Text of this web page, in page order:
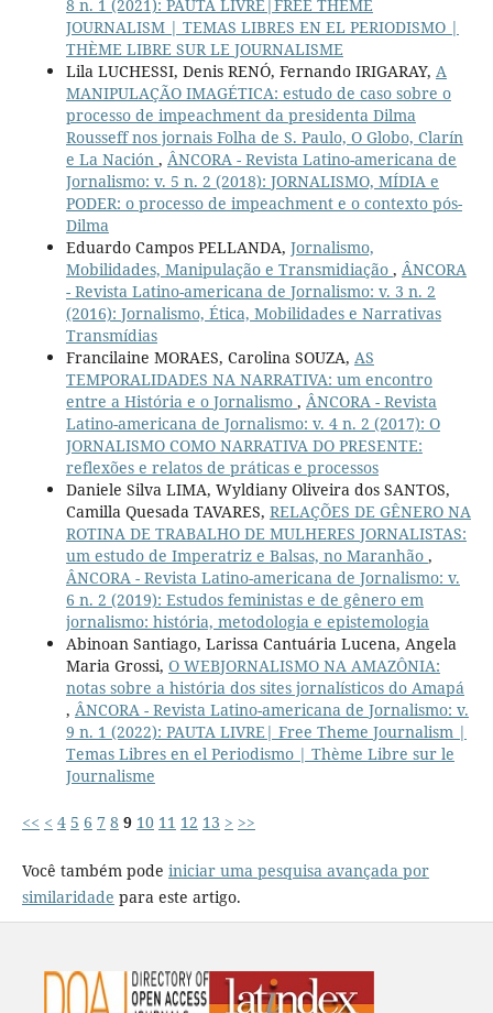
8 n. 1 (2021): PAUTA LIVRE|FREE THEME
JOURNALISM | TEMAS LIBRES EN EL PERIODISMO |
THÈME LIBRE SUR LE JOURNALISME
Lila LUCHESSI, Denis RENÓ, Fernando IRIGARAY, A
MANIPULAÇÃO IMAGÉTICA: estudo de caso sobre o
processo de impeachment da presidenta Dilma
Rousseff nos jornais Folha de S. Paulo, O Globo, Clarín
e La Nación , ÂNCORA - Revista Latino-americana de
Jornalismo: v. 5 n. 2 (2018): JORNALISMO, MÍDIA e
PODER: o processo de impeachment e o contexto pós-
Dilma
Eduardo Campos PELLANDA, Jornalismo,
Mobilidades, Manipulação e Transmidiação , ÂNCORA
- Revista Latino-americana de Jornalismo: v. 3 n. 2
(2016): Jornalismo, Ética, Mobilidades e Narrativas
Transmídias
Francilaine MORAES, Carolina SOUZA, AS
TEMPORALIDADES NA NARRATIVA: um encontro
entre a História e o Jornalismo , ÂNCORA - Revista
Latino-americana de Jornalismo: v. 4 n. 2 (2017): O
JORNALISMO COMO NARRATIVA DO PRESENTE:
reflexões e relatos de práticas e processos
Daniele Silva LIMA, Wyldiany Oliveira dos SANTOS,
Camilla Quesada TAVARES, RELAÇÕES DE GÊNERO NA
ROTINA DE TRABALHO DE MULHERES JORNALISTAS:
um estudo de Imperatriz e Balsas, no Maranhão ,
ÂNCORA - Revista Latino-americana de Jornalismo: v.
6 n. 2 (2019): Estudos feministas e de gênero em
jornalismo: história, metodologia e epistemologia
Abinoan Santiago, Larissa Cantuária Lucena, Angela
Maria Grossi, O WEBJORNALISMO NA AMAZÔNIA:
notas sobre a história dos sites jornalísticos do Amapá
, ÂNCORA - Revista Latino-americana de Jornalismo: v.
9 n. 1 (2022): PAUTA LIVRE| Free Theme Journalism |
Temas Libres en el Periodismo | Thème Libre sur le
Journalisme
<< < 4 5 6 7 8 9 10 11 12 13 > >>
Você também pode iniciar uma pesquisa avançada por
similaridade para este artigo.